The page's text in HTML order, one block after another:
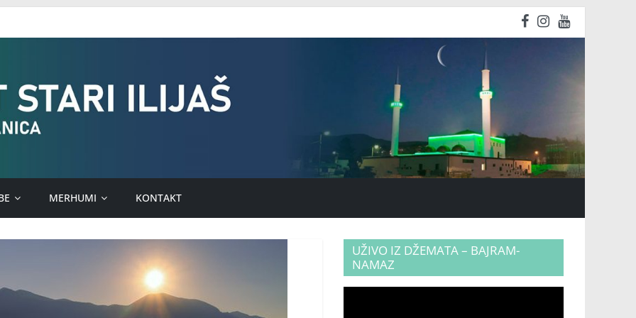
MERHUMI KONTAKT
UŽIVO IZ DŽEMATA – BAJRAM-
NAMAZ